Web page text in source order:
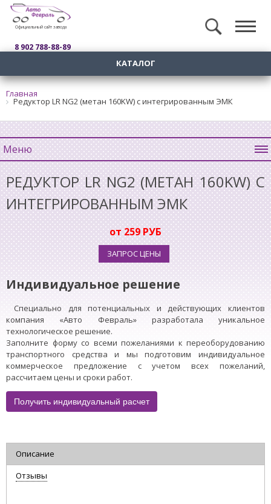
Официальный сайт завода
8 902 788-88-89
КАТАЛОГ
Главная
Редуктор LR NG2 (метан 160KW) с интегрированным ЭМК
Меню
РЕДУКТОР LR NG2 (МЕТАН 160KW) С
ИНТЕГРИРОВАННЫМ ЭМК
от 259 РУБ
ЗАПРОС ЦЕНЫ
Индивидуальное решение
Специально для потенциальных и действующих клиентов
компания «Авто Февраль» разработала уникальное
технологическое решение.
Заполните форму со всеми пожеланиями к переоборудованию
транспортного средства и мы подготовим индивидуальное
коммерческое предложение с учетом всех пожеланий,
рассчитаем цены и сроки работ.
Получить индивидуальный расчет
Описание
Отзывы